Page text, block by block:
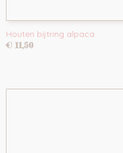
Houten bijtring alpaca
€ 11,50